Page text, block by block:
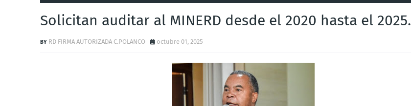
Solicitan auditar al MINERD desde el 2020 hasta el 2025.
RD FIRMA AUTORIZADA C.POLANCO octubre 01, 2025